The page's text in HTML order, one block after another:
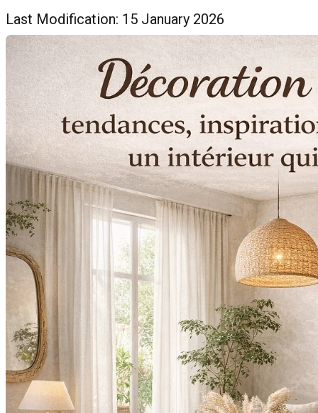
Last Modification: 15 January 2026